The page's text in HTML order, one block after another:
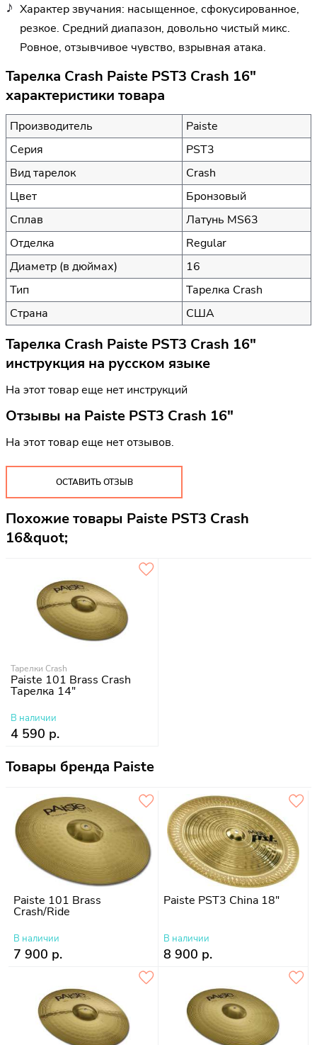
Характер звучания: насыщенное, сфокусированное,
резкое. Средний диапазон, довольно чистый микс.
Ровное, отзывчивое чувство, взрывная атака.
Тарелка Crash Paiste PST3 Crash 16"
характеристики товара
Производитель
Paiste
Серия
PST3
Вид тарелок
Crash
Цвет
Бронзовый
Сплав
Латунь MS63
Отделка
Regular
Диаметр (в дюймах)
16
Тип
Тарелка Crash
Страна
США
Тарелка Crash Paiste PST3 Crash 16"
инструкция на русском языке
На этот товар еще нет инструкций
Отзывы на Paiste PST3 Crash 16"
На этот товар еще нет отзывов.
ОСТАВИТЬ ОТЗЫВ
Похожие товары Paiste PST3 Crash
16&quot;
Тарелки Crash
Paiste 101 Brass Crash
Тарелка 14"
В наличии
4 590 р.
Товары бренда Paiste
Paiste 101 Brass
Crash/Ride
В наличии
7 900 р.
Paiste PST3 China 18"
В наличии
8 900 р.